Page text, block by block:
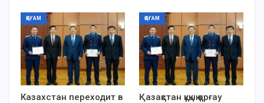
ҚОҒАМ
Казахстан переходит в
ҚОҒАМ
Қазақстан құқық қорғау